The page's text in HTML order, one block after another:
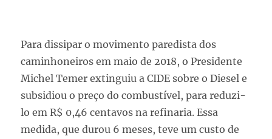
Para dissipar o movimento paredista dos
caminhoneiros em maio de 2018, o Presidente
Michel Temer extinguiu a CIDE sobre o Diesel e
subsidiou o preço do combustível, para reduzi-
lo em R$ 0,46 centavos na refinaria. Essa
medida, que durou 6 meses, teve um custo de